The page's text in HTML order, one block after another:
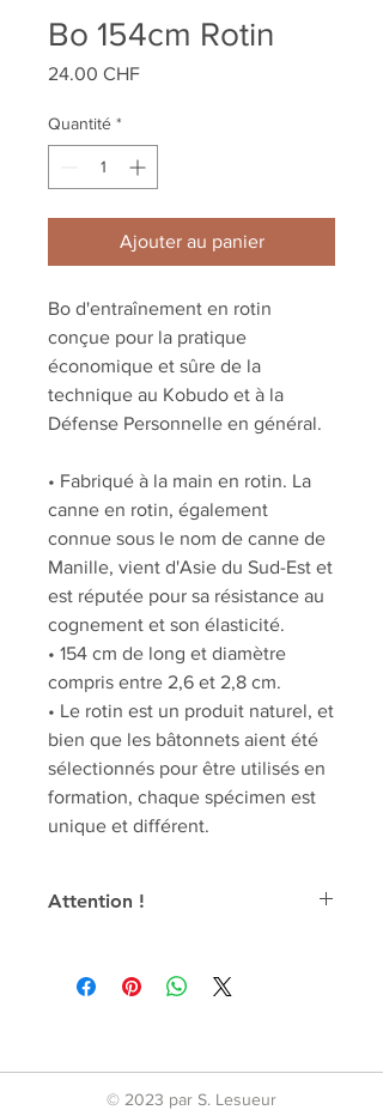
Bo 154cm Rotin
24.00 CHFPrix
Quantité *
Ajouter au panier
Bo d'entraînement en rotin
conçue pour la pratique
économique et sûre de la
technique au Kobudo et à la
Défense Personnelle en général.
• Fabriqué à la main en rotin. La
canne en rotin, également
connue sous le nom de canne de
Manille, vient d'Asie du Sud-Est et
est réputée pour sa résistance au
cognement et son élasticité.
• 154 cm de long et diamètre
compris entre 2,6 et 2,8 cm.
• Le rotin est un produit naturel, et
bien que les bâtonnets aient été
sélectionnés pour être utilisés en
formation, chaque spécimen est
unique et différent.
Attention !
transport, qui varient aussi selon la
seront calculés et indiqués sur le
© 2023 par S. Lesueur